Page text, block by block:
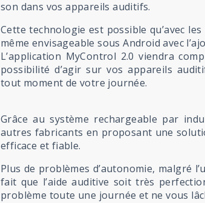
son dans vos appareils auditifs.
Cette technologie est possible qu’avec
même envisageable sous Android avec
L’application MyControl 2.0 viendra
possibilité d’agir sur vos appareils
tout moment de votre journée.
Grâce au système rechargeable par
autres fabricants en proposant une
efficace et fiable.
Plus de problèmes d’autonomie, malgré
fait que l’aide auditive soit très
problème toute une journée et ne vous